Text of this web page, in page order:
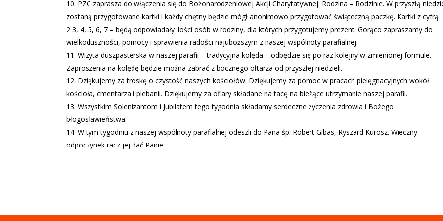
PZC zaprasza do włączenia się do Bożonarodzeniowej Akcji Charytatywnej: Rodzina – Rodzinie. W przyszłą
zostaną przygotowane kartki i każdy chętny będzie mógł anonimowo przygotować świąteczną paczkę. Kartki z cyfrą
2 3, 4, 5, 6, 7 – będą odpowiadały ilości osób w rodziny, dla których przygotujemy prezent. Gorąco zapraszamy do
wielkoduszności, pomocy i sprawienia radości najuboższym z naszej wspólnoty parafialnej.
Wizyta duszpasterska w naszej parafii – tradycyjna kolęda – odbędzie się po raz kolejny w zmienionej formule.
Zaproszenia na kolędę będzie można zabrać z bocznego ołtarza od przyszłej niedzieli.
Dziękujemy za troskę o czystość naszych kościołów. Dziękujemy za pomoc w pracach pielęgnacyjnych wokół
kościoła, cmentarza i plebanii. Dziękujemy za ofiary składane na tacę na bieżące utrzymanie naszej parafii.
Wszystkim Solenizantom i Jubilatem tego tygodnia składamy serdeczne życzenia zdrowia i Bożego
błogosławieństwa.
W tym tygodniu z naszej wspólnoty parafialnej odeszli do Pana śp. Robert Gibas, Ryszard Kurosz. Wieczny
odpoczynek racz jej dać Panie…